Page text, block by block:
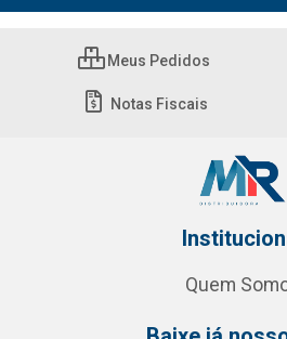
Meus Pedidos
Notas Fiscais
Quem